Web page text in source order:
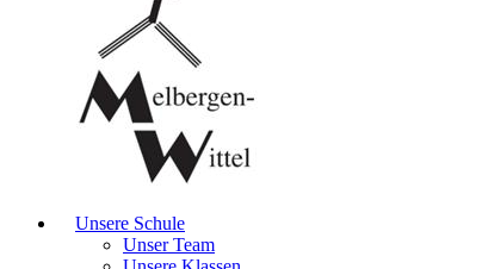
Unsere Schule
Unser Team